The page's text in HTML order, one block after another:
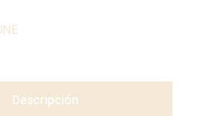
Descripción